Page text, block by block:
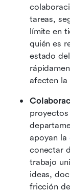
tareas,
límite en
quién es
estado
afecten la
proyectos
apoyan la
conectar
trabajo
ideas,
fricción